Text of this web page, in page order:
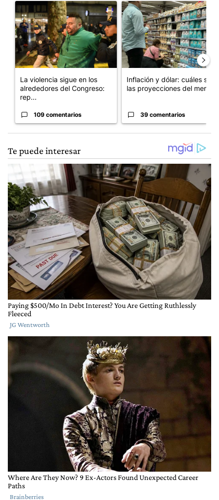
Un artículo de tendencia con el título "La violencia sigue en
La violencia sigue en los
alrededores del Congreso:
rep...
109 comentarios
Un artículo de tendencia con
Inflación y dólar: cuáles son
las proyecciones del merc...
39 comentarios